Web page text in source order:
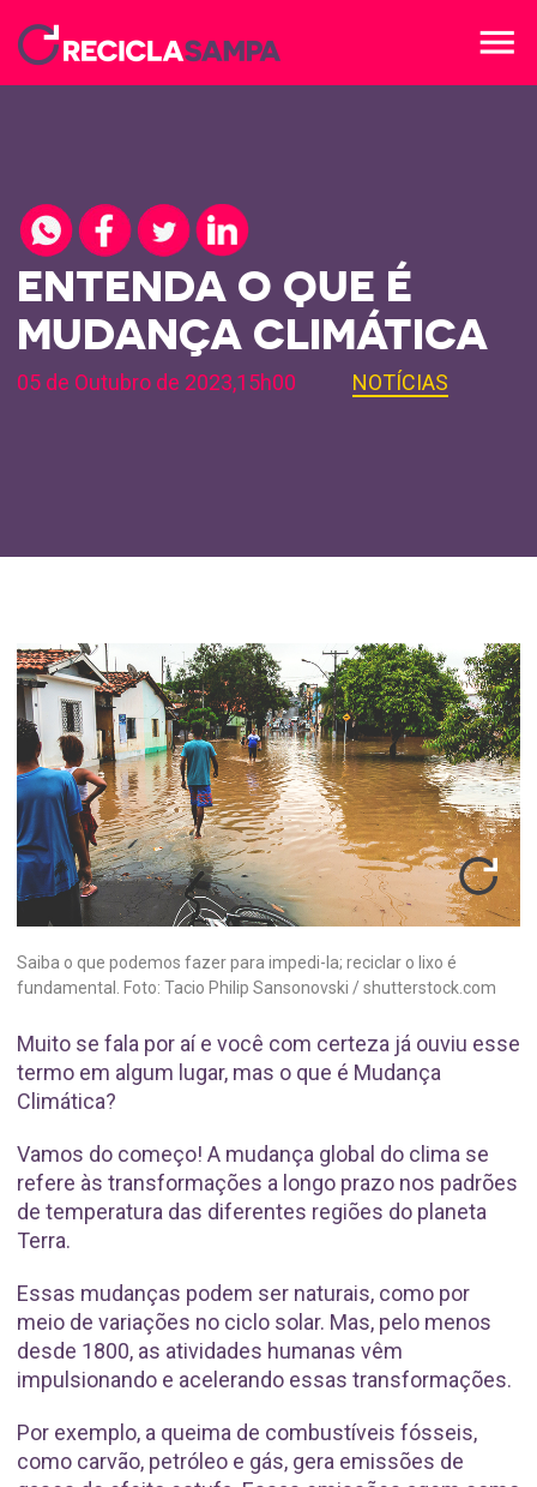
menu
ENTENDA O QUE É
MUDANÇA CLIMÁTICA
05 de Outubro de 2023,15h00 NOTÍCIAS
Saiba o que podemos fazer para impedi-la; reciclar o lixo é
fundamental. Foto: Tacio Philip Sansonovski / shutterstock.com
Muito se fala por aí e você com certeza já ouviu esse
termo em algum lugar, mas o que é Mudança
Climática?
Vamos do começo! A mudança global do clima se
refere às transformações a longo prazo nos padrões
de temperatura das diferentes regiões do planeta
Terra.
Essas mudanças podem ser naturais, como por
meio de variações no ciclo solar. Mas, pelo menos
desde 1800, as atividades humanas vêm
impulsionando e acelerando essas transformações.
Por exemplo, a queima de combustíveis fósseis,
como carvão, petróleo e gás, gera emissões de